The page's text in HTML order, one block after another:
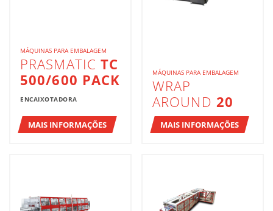
MÁQUINAS PARA EMBALAGEM
PRASMATICTC
500/600 PACK
ENCAIXOTADORA
MAIS INFORMAÇÕES
MÁQUINAS PARA EMBALAGEM
WRAP
AROUND 20
MAIS INFORMAÇÕES